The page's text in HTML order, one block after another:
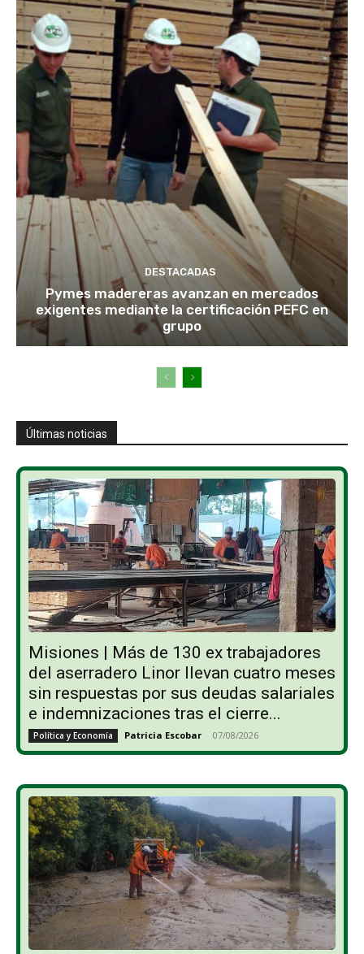
DESTACADAS
Pymes madereras avanzan en mercados
exigentes mediante la certificación PEFC en
grupo
Últimas noticias
Misiones | Más de 130 ex trabajadores
del aserradero Linor llevan cuatro meses
sin respuestas por sus deudas salariales
e indemnizaciones tras el cierre...
Política y Economía Patricia Escobar - 07/08/2026